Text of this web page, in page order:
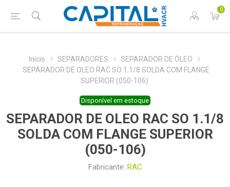
0
Início SEPARADORES
SEPARADOR DE ÓLEO
SEPARADOR DE OLEO RAC SO 1.1/8 SOLDA COM FLANGE
SUPERIOR (050-106)
Disponível em estoque
SEPARADOR DE OLEO RAC SO 1.1/8
SOLDA COM FLANGE SUPERIOR
(050-106)
Fabricante: RAC